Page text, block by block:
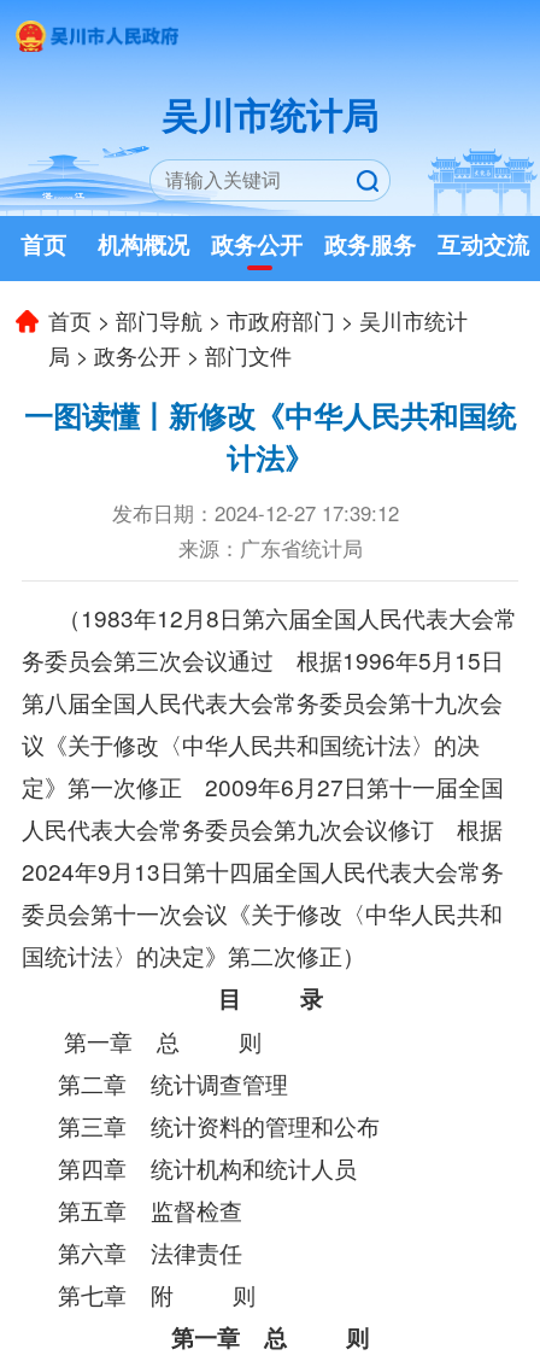
吴川市统计局
首页 机构概况 政务公开 政务服务 互动交流
首页 >部门导航 >市政府部门 > 吴川市统计
局 >政务公开 >部门文件
一图读懂丨新修改《中华人民共和国统
计法》
发布日期：2024-12-27 17:39:12
来源：广东省统计局
（1983年12月8日第六届全国人民代表大会常
务委员会第三次会议通过 根据1996年5月15日
第八届全国人民代表大会常务委员会第十九次会
议《关于修改〈中华人民共和国统计法〉的决
定》第一次修正 2009年6月27日第十一届全国
人民代表大会常务委员会第九次会议修订 根据
2024年9月13日第十四届全国人民代表大会常务
委员会第十一次会议《关于修改〈中华人民共和
国统计法〉的决定》第二次修正）
目 录
第一章 总 则
第二章 统计调查管理
第三章 统计资料的管理和公布
第四章 统计机构和统计人员
第五章 监督检查
第六章 法律责任
第七章 附 则
第一章 总 则